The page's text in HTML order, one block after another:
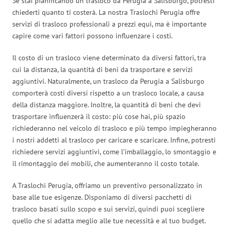
chiederti quanto ti costerà. La nostra Traslochi Perugia offre
servizi di trasloco professionali a prezzi equi, ma è importante
capire come vari fattori possono influenzare i costi.
Il costo di un trasloco viene determinato da diversi fattori, tra
cui la distanza, la quantità di beni da trasportare e servizi
aggiuntivi. Naturalmente, un trasloco da Perugia a Salisburgo
comporterà costi diversi rispetto a un trasloco locale, a causa
della distanza maggiore. Inoltre, la quantità di beni che devi
trasportare influenzerà il costo: più cose hai, più spazio
richiederanno nel veicolo di trasloco e più tempo impiegheranno
i nostri addetti al trasloco per caricare e scaricare. Infine, potresti
richiedere servizi aggiuntivi, come l’imballaggio, lo smontaggio e
il rimontaggio dei mobili, che aumenteranno il costo totale.
A Traslochi Perugia, offriamo un preventivo personalizzato in
base alle tue esigenze. Disponiamo di diversi pacchetti di
trasloco basati sullo scopo e sui servizi, quindi puoi scegliere
quello che si adatta meglio alle tue necessità e al tuo budget.